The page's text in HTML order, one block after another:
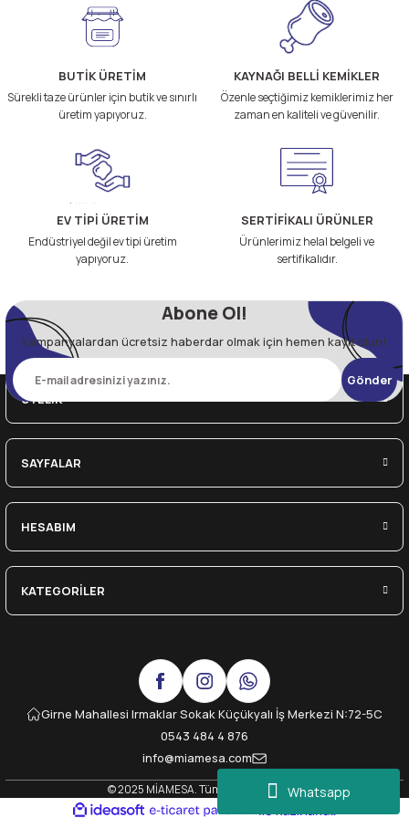
Whatsapp
BUTİK ÜRETİM
Sürekli taze ürünler için butik ve sınırlı
üretim yapıyoruz.
KAYNAĞI BELLİ KEMİKLER
Özenle seçtiğimiz kemiklerimiz her
zaman en kaliteli ve güvenilir.
EV TİPİ ÜRETİM
Endüstriyel değil ev tipi üretim
yapıyoruz.
SERTİFİKALI ÜRÜNLER
Ürünlerimiz helal belgeli ve
sertifikalıdır.
Abone Ol!
Kampanyalardan ücretsiz haberdar olmak için hemen kayıt olun!
Gönder
ÜYELİK
SAYFALAR
HESABIM
KATEGORİLER
Girne Mahallesi Irmaklar Sokak Küçükyalı İş Merkezi N:72-5C
0543 484 4 876
info@miamesa.com
© 2025 MİAMESA. Tüm Hakları Saklıdır.
ideasoft